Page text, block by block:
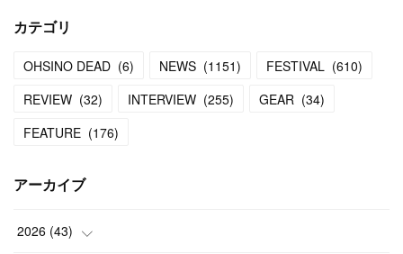
カテゴリ
OHSINO DEAD (6) NEWS (1151) FESTIVAL (610)
REVIEW (32) INTERVIEW (255) GEAR (34)
FEATURE (176)
アーカイブ
2026 (43)